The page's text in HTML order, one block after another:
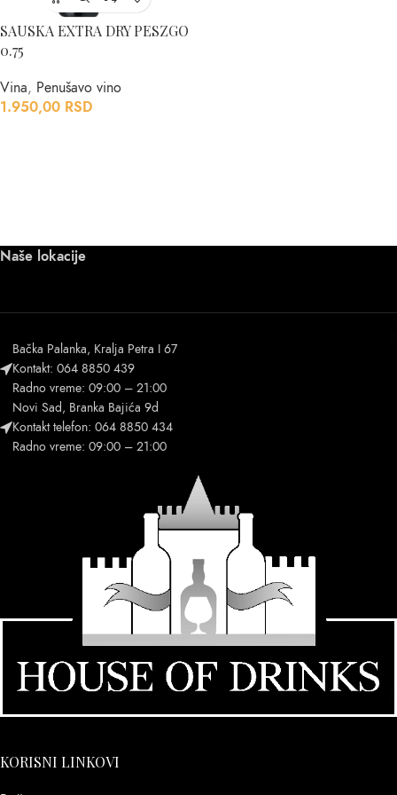
SAUSKA EXTRA DRY PESZGO
0.75
Vina, Penušavo vino
1.950,00 RSD
Naše lokacije
Bačka Palanka, Kralja Petra I 67
Kontakt: 064 8850 439
Radno vreme: 09:00 – 21:00
Novi Sad, Branka Bajića 9d
Kontakt telefon: 064 8850 434
Radno vreme: 09:00 – 21:00
KORISNI LINKOVI